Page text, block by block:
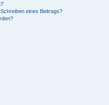
eines Beitrags?